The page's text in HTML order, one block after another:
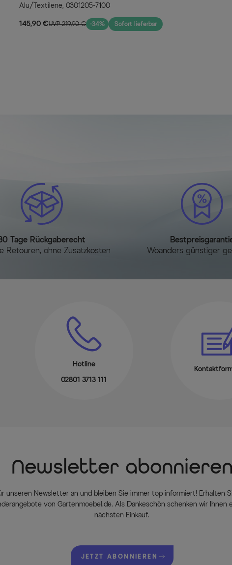
Alu/Textilene, 0301205-7100
145,90 €UVP 219,90 € -34% Sofort lieferbar
Tage Rückgaberecht
Retouren, ohne Zusatzkosten
Woanders günstiger
Hotline
02801 3713 111
Newsletter abonnieren
unseren Newsletter an und bleiben Sie immer top informiert! Erhalten
von Gartenmoebel.de. Als Dankeschön schenken wir Ihnen
nächsten Einkauf.
JETZT ABONNIEREN